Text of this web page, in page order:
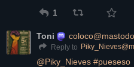
1
Toni
Reply to
@Piky_Nieves #pueseso